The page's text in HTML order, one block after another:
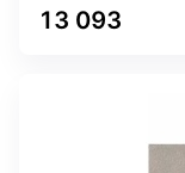
13 093